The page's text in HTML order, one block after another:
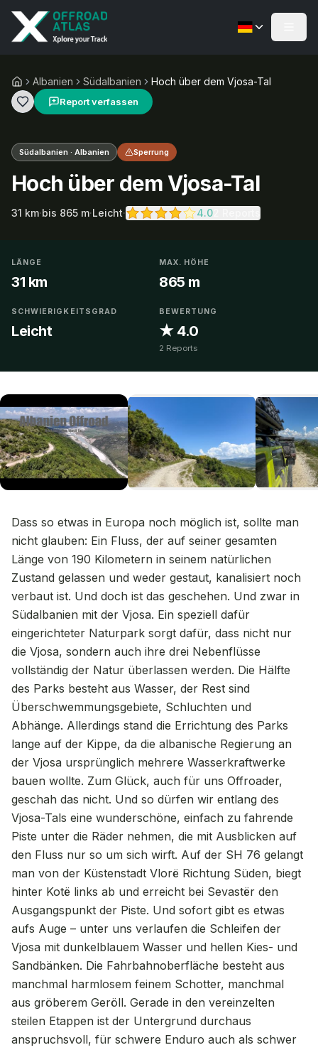
Albanien Südalbanien Hoch über dem Vjosa-Tal
Report verfassen
Südalbanien · Albanien Sperrung
Hoch über dem Vjosa-Tal
31 km·bis 865 m·Leicht· 4.0
LÄNGE
31 km
MAX. HÖHE
865 m
SCHWIERIGKEITSGRAD
Leicht
BEWERTUNG
★ 4.0
2 Reports
Dass so etwas in Europa noch möglich ist, sollte man
nicht glauben: Ein Fluss, der auf seiner gesamten
Länge von 190 Kilometern in seinem natürlichen
Zustand gelassen und weder gestaut, kanalisiert noch
verbaut ist. Und doch ist das geschehen. Und zwar in
Südalbanien mit der Vjosa. Ein speziell dafür
eingerichteter Naturpark sorgt dafür, dass nicht nur
die Vjosa, sondern auch ihre drei Nebenflüsse
vollständig der Natur überlassen werden. Die Hälfte
des Parks besteht aus Wasser, der Rest sind
Überschwemmungsgebiete, Schluchten und
Abhänge. Allerdings stand die Errichtung des Parks
lange auf der Kippe, da die albanische Regierung an
der Vjosa ursprünglich mehrere Wasserkraftwerke
bauen wollte. Zum Glück, auch für uns Offroader,
geschah das nicht. Und so dürfen wir entlang des
Vjosa-Tals eine wunderschöne, einfach zu fahrende
Piste unter die Räder nehmen, die mit Ausblicken auf
den Fluss nur so um sich wirft. Auf der SH 76 gelangt
man von der Küstenstadt Vlorë Richtung Süden, biegt
hinter Kotë links ab und erreicht bei Sevastër den
Ausgangspunkt der Piste. Und sofort gibt es etwas
aufs Auge – unter uns verlaufen die Schleifen der
Vjosa mit dunkelblauem Wasser und hellen Kies- und
Sandbänken. Die Fahrbahnoberfläche besteht aus
manchmal harmlosem feinem Schotter, manchmal
aus gröberem Geröll. Gerade in den vereinzelten
steilen Etappen ist der Untergrund durchaus
anspruchsvoll, für schwere Enduro auch als schwer